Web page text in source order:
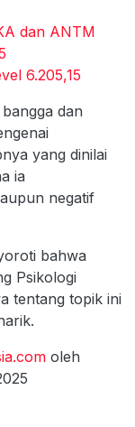
dan ANTM
6.205,15
dan
yang dinilai
ia
negatif
bahwa
Psikologi
tentang topik ini
oleh